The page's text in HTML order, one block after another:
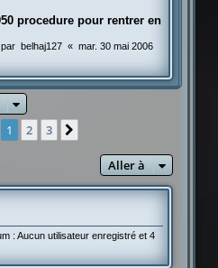
procedure pour rentrer en
belhaj127 « mar. 30 mai 2006
1 2 3
Aller à
: Aucun utilisateur enregistré et 4